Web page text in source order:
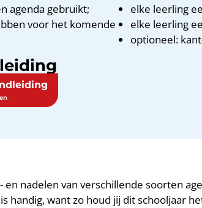
agenda gebruikt;
voor het komende
elke leerling
elke leerling
optioneel:
nadelen van verschillende soorten
handig, want zo houd jij dit schooljaar